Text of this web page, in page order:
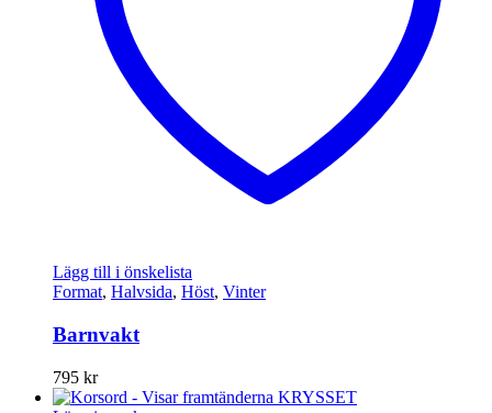
Lägg till i önskelista
Format, Halvsida, Höst, Vinter
Barnvakt
795 kr